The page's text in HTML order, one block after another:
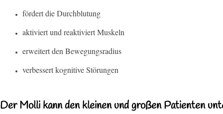
fördert die Durchblutung
aktiviert und reaktiviert Muskeln
erweitert den Bewegungsradius
verbessert kognitive Störungen
Der Molli kann den kleinen und großen Patienten